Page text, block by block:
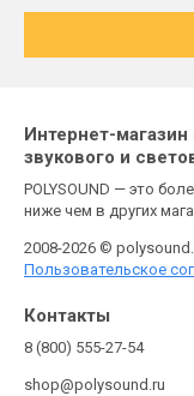
Интернет-
звукового и
POLYSOUND — это
ниже чем в других
2008-2026 ©
Пользовательское
Контакты
8 (800) 555-27-54
shop@polysound.ru